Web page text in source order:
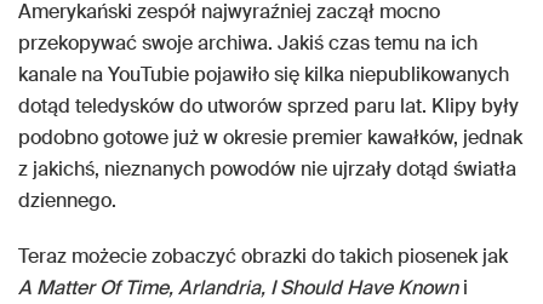
Amerykański zespół najwyraźniej zaczął mocno
przekopywać swoje archiwa. Jakiś czas temu na ich
kanale na YouTubie pojawiło się kilka niepublikowanych
dotąd teledysków do utworów sprzed paru lat. Klipy były
podobno gotowe już w okresie premier kawałków, jednak
z jakichś, nieznanych powodów nie ujrzały dotąd światła
dziennego.
Teraz możecie zobaczyć obrazki do takich piosenek jak
A Matter Of Time, Arlandria, I Should Have Knowni